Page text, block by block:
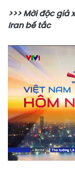
>>> Mời độc
Iran bế tắc